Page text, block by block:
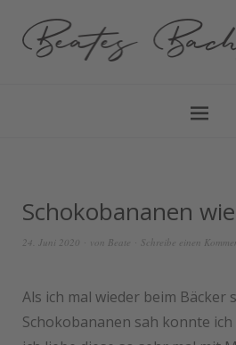
Schokobananen
24. Juni 2020 von Beate Schreibe einen
Als ich mal wieder beim Bäcker
Schokobananen sah konnte